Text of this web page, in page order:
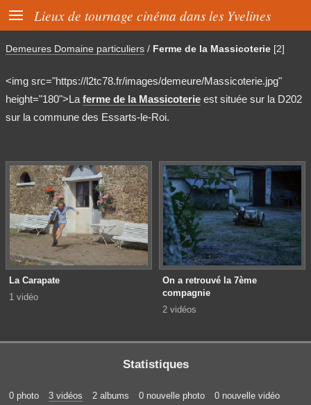
 Lieux de tournage cinéma dans les Yvelines
Demeures Domaine particuliers / Ferme de la Massicoterie [2]
<img src="https://l2tc78.fr/images/demeure/Massicoterie.jpg"
height="180">La ferme de la Massicoterie est située sur la D202
sur la commune des Essarts-le-Roi.
La Carapate
1 vidéo
On a retrouvé la 7ème
compagnie
2 vidéos
Statistiques
0 photo 3 vidéos 2 albums 0 nouvelle photo 0 nouvelle vidéo